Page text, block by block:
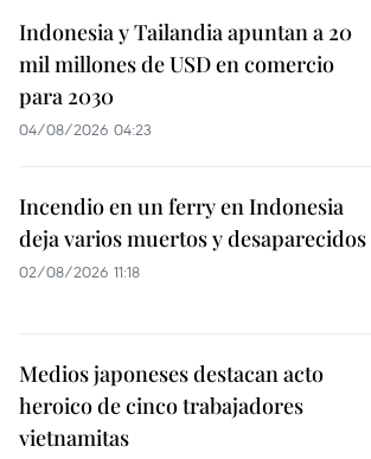
Indonesia y Tailandia apuntan a 20
mil millones de USD en comercio
para 2030
04/08/2026 04:23
Incendio en un ferry en Indonesia
deja varios muertos y desaparecidos
02/08/2026 11:18
Medios japoneses destacan acto
heroico de cinco trabajadores
vietnamitas